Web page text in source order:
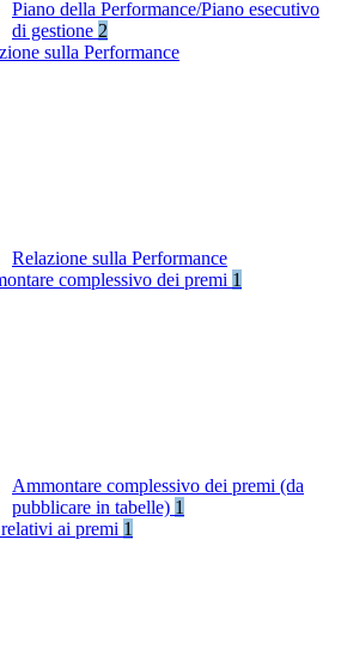
Piano della Performance/Piano esecutivo
di gestione 2
sulla Performance
Relazione sulla Performance
complessivo dei premi 1
Ammontare complessivo dei premi (da
pubblicare in tabelle) 1
ai premi 1